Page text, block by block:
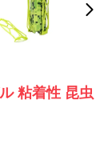
粘着性 昆虫